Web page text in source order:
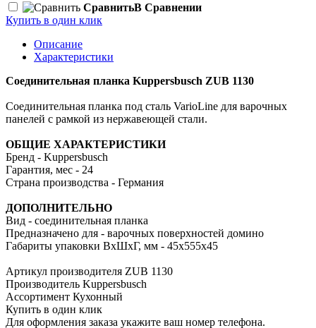
СравнитьВ Сравнении
Купить в один клик
Описание
Характеристики
Соединительная планка Kuppersbusch ZUB 1130
Соединительная планка под сталь VarioLine для варочных
панелей с рамкой из нержавеющей стали.
ОБЩИЕ ХАРАКТЕРИСТИКИ
Бренд - Kuppersbusch
Гарантия, мес - 24
Страна производства - Германия
ДОПОЛНИТЕЛЬНО
Вид - соединительная планка
Предназначено для - варочных поверхностей домино
Габариты упаковки ВхШхГ, мм - 45х555х45
Артикул производителя ZUB 1130
Производитель Kuppersbusch
Ассортимент Кухонный
Купить в один клик
Для оформления заказа укажите ваш номер телефона.